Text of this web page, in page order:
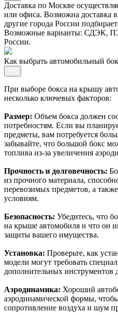
Доставка по Москве
или офиса. Возможна доставка
другие города России
Возможные варианты: СДЭК,
России.
Как выбрать автомобильный
При выборе бокса на крышу
несколько ключевых факторов:
Размер: Объем бокса должен
потребностям. Если вы
предметы, вам потребуется
забывайте, что большой бокс
топлива из-за увеличения
Прочность и долговечность:
из прочного материала,
перевозимых предметов, а
условиям.
Безопасность: Убедитесь, что
на крыше автомобиля и что он
защиты вашего имущества.
Установка: Проверьте, как
модели могут требовать
дополнительных инструментов
Аэродинамика: Хороший
аэродинамической формы,
сопротивление воздуха и шум